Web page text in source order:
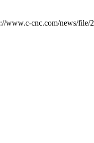
cnc.com/news/